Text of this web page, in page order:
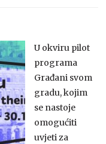
U okviru pilot
programa
Građani svom
gradu, kojim
se nastoje
omogućiti
uvjeti za